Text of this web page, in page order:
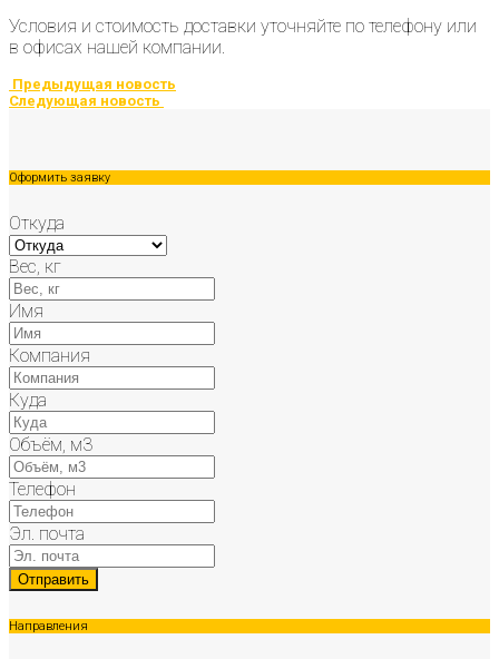
Условия и стоимость доставки уточняйте по телефону или
в офисах нашей компании.
Предыдущая новость
Следующая новость
Оформить заявку
Откуда
Вес, кг
Имя
Компания
Куда
Объём, м3
Телефон
Эл. почта
Направления